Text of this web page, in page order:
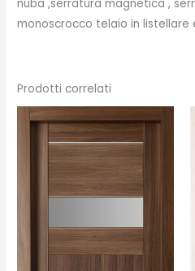
nuba ,serratura magnetica ,
monoscrocco telaio in listellare
Prodotti correlati